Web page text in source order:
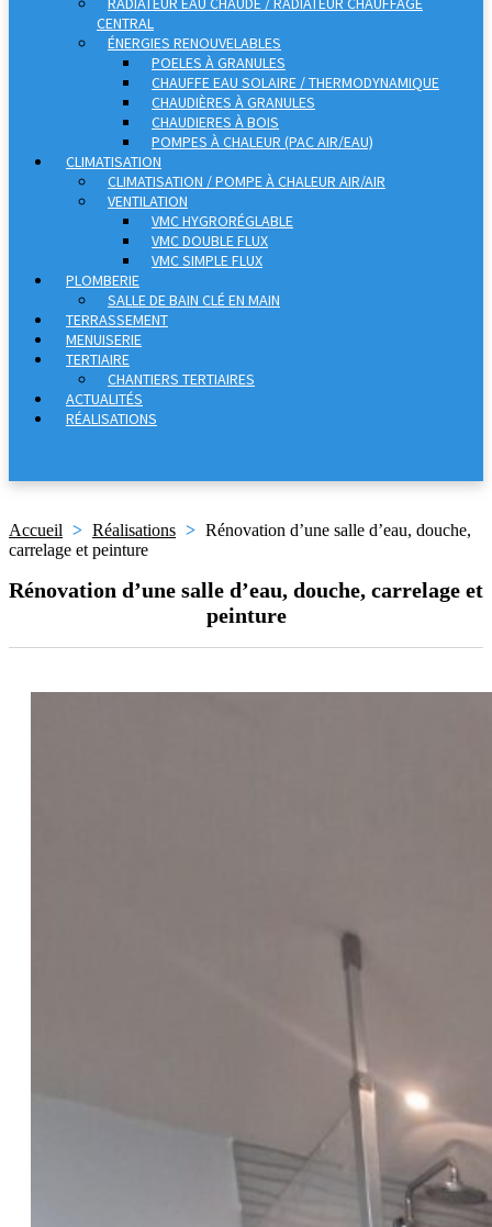
CENTRAL
ÉNERGIES RENOUVELABLES
POELES À GRANULES
CHAUFFE EAU SOLAIRE / THERMODYNAMIQUE
CHAUDIÈRES À GRANULES
CHAUDIERES À BOIS
POMPES À CHALEUR (PAC AIR/EAU)
CLIMATISATION
CLIMATISATION / POMPE À CHALEUR AIR/AIR
VENTILATION
VMC HYGRORÉGLABLE
VMC DOUBLE FLUX
VMC SIMPLE FLUX
PLOMBERIE
SALLE DE BAIN CLÉ EN MAIN
TERRASSEMENT
MENUISERIE
TERTIAIRE
CHANTIERS TERTIAIRES
ACTUALITÉS
RÉALISATIONS
Accueil > Réalisations > Rénovation d’une salle d’eau, douche,
carrelage et peinture
Rénovation d’une salle d’eau, douche, carrelage et
peinture